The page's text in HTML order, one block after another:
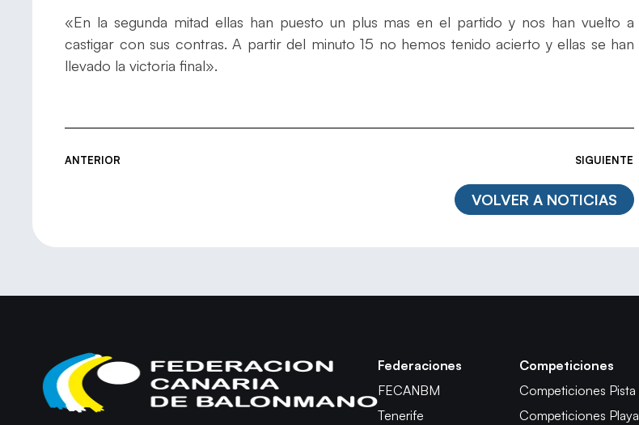
«En la segunda mitad ellas han puesto un plus mas en el partido y nos han vuelto a
castigar con sus contras. A partir del minuto 15 no hemos tenido acierto y ellas se han
llevado la victoria final».
ANTERIOR SIGUIENTE
VOLVER A NOTICIAS
Federaciones
FECANBM
Tenerife
Competiciones
Competiciones Pista
Competiciones Playa